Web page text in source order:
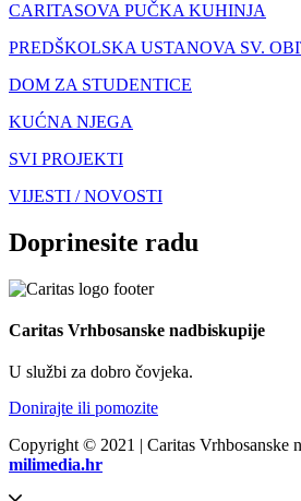
CARITASOVA PUČKA KUHINJA
PREDŠKOLSKA USTANOVA SV.
DOM ZA STUDENTICE
KUĆNA NJEGA
SVI PROJEKTI
VIJESTI / NOVOSTI
Doprinesite radu
Caritas Vrhbosanske nadbiskupije
U službi za dobro čovjeka.
Donirajte ili pomozite
Copyright © 2021 | Caritas Vrhbosanske
milimedia.hr